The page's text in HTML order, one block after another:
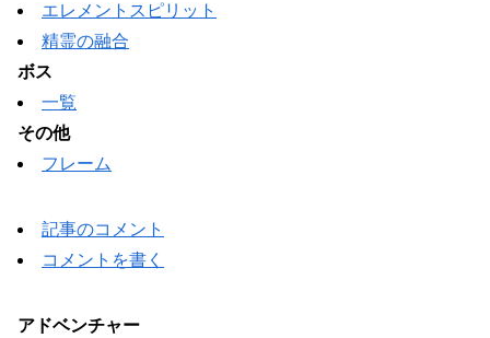
エレメントスピリット
精霊の融合
ボス
一覧
その他
フレーム
記事のコメント
コメントを書く
アドベンチャー